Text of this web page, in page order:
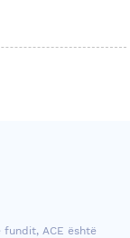
fundit, ACE është